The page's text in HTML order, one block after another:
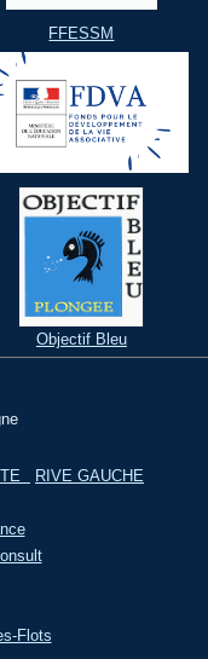
FFESSM
Objectif Bleu
RIVE GAUCHE
Flots